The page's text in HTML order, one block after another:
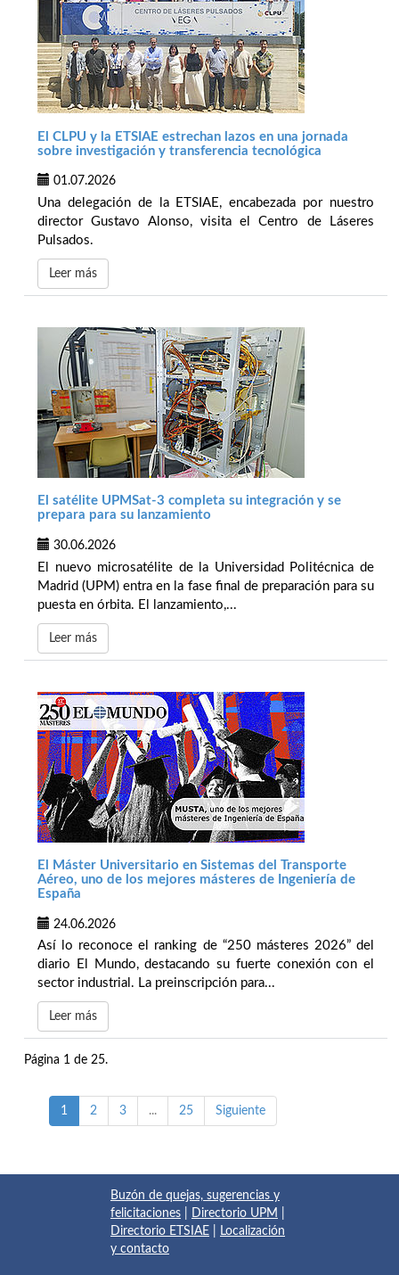
El CLPU y la ETSIAE estrechan lazos en una jornada
sobre investigación y transferencia tecnológica
01.07.2026
Una delegación de la ETSIAE, encabezada por nuestro
director Gustavo Alonso, visita el Centro de Láseres
Pulsados.
Leer más
El satélite UPMSat-3 completa su integración y se
prepara para su lanzamiento
30.06.2026
El nuevo microsatélite de la Universidad Politécnica de
Madrid (UPM) entra en la fase final de preparación para su
puesta en órbita. El lanzamiento,...
Leer más
El Máster Universitario en Sistemas del Transporte
Aéreo, uno de los mejores másteres de Ingeniería de
España
24.06.2026
Así lo reconoce el ranking de “250 másteres 2026” del
diario El Mundo, destacando su fuerte conexión con el
sector industrial. La preinscripción para...
Leer más
Página 1 de 25.
1 2 3 ... 25 Siguiente
Buzón de quejas, sugerencias y
felicitaciones
Directorio UPM
Directorio ETSIAE
Localización
y contacto